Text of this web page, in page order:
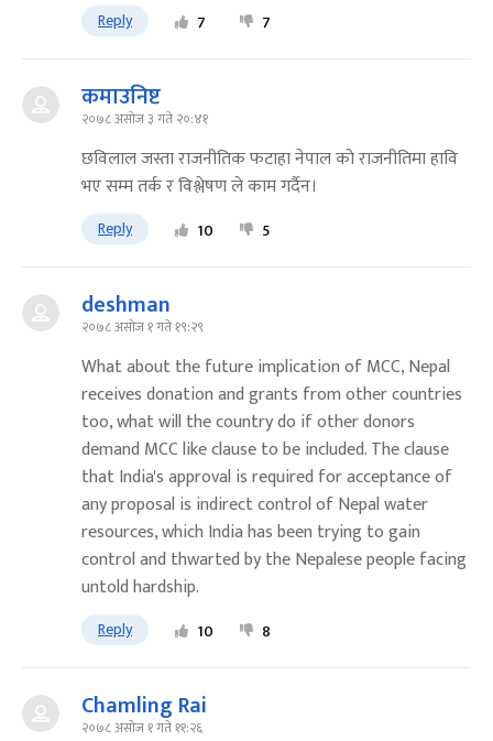
Reply 7 7
कमाउनिष्ट
२०७८ असोज ३ गते २०:४१
छविलाल जस्ता राजनीतिक फटाहा नेपाल को राजनीतिमा हावि
भए सम्म तर्क र विश्लेषण ले काम गर्दैन।
Reply 10 5
deshman
२०७८ असोज १ गते १९:२९
What about the future implication of MCC, Nepal
receives donation and grants from other countries
too, what will the country do if other donors
demand MCC like clause to be included. The clause
that India's approval is required for acceptance of
any proposal is indirect control of Nepal water
resources, which India has been trying to gain
control and thwarted by the Nepalese people facing
untold hardship.
Reply 10 8
Chamling Rai
२०७८ असोज १ गते ११:२६